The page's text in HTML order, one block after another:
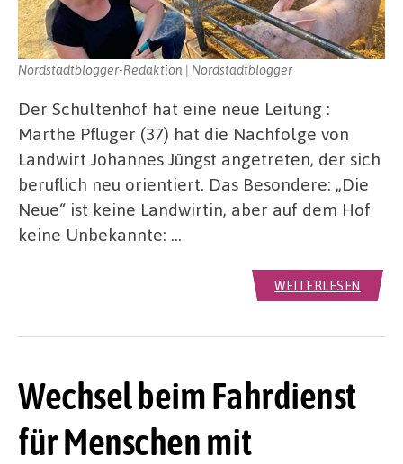
Nordstadtblogger-Redaktion | Nordstadtblogger
Der Schultenhof hat eine neue Leitung :
Marthe Pflüger (37) hat die Nachfolge von
Landwirt Johannes Jüngst angetreten, der sich
beruflich neu orientiert. Das Besondere: „Die
Neue“ ist keine Landwirtin, aber auf dem Hof
keine Unbekannte: …
WEITERLESEN
Wechsel beim Fahrdienst
für Menschen mit